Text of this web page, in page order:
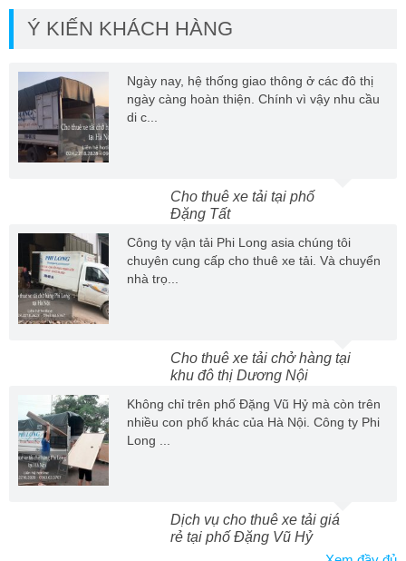
Ý KIẾN KHÁCH HÀNG
Ngày nay, hệ thống giao thông ở các đô thị
ngày càng hoàn thiện. Chính vì vậy nhu cầu
di c...
Cho thuê xe tải tại phố
Đặng Tất
Công ty vận tải Phi Long asia chúng tôi
chuyên cung cấp cho thuê xe tải. Và chuyển
nhà trọ...
Cho thuê xe tải chở hàng tại
khu đô thị Dương Nội
Không chỉ trên phố Đặng Vũ Hỷ mà còn trên
nhiều con phố khác của Hà Nội. Công ty Phi
Long ...
Dịch vụ cho thuê xe tải giá
rẻ tại phố Đặng Vũ Hỷ